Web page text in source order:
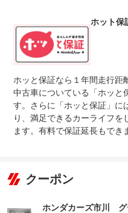
ホット
ホッと保証なら１年間走行
中古車についている「ホッと
す。さらに「ホッと保証」に
り、満足できるカーライフ
ます。有料で保証延長もでき
クーポン
ホンダカーズ市川 グ